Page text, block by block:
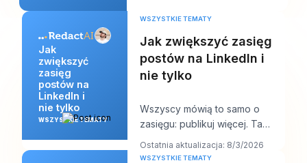
Jak
zwiększyć
zasięg
postów na
LinkedIn i
nie tylko
WSZYSTKIE TEMATY
WSZYSTKIE TEMATY
Jak zwiększyć zasięg
postów na LinkedIn i
nie tylko
Wszyscy mówią to samo o
zasięgu: publikuj więcej. Ta
rada brzmi produktywnie, ale
zwykle ukrywa sedn
Ostatnia aktualizacja: 8/3/2026
WSZYSTKIE TEMATY